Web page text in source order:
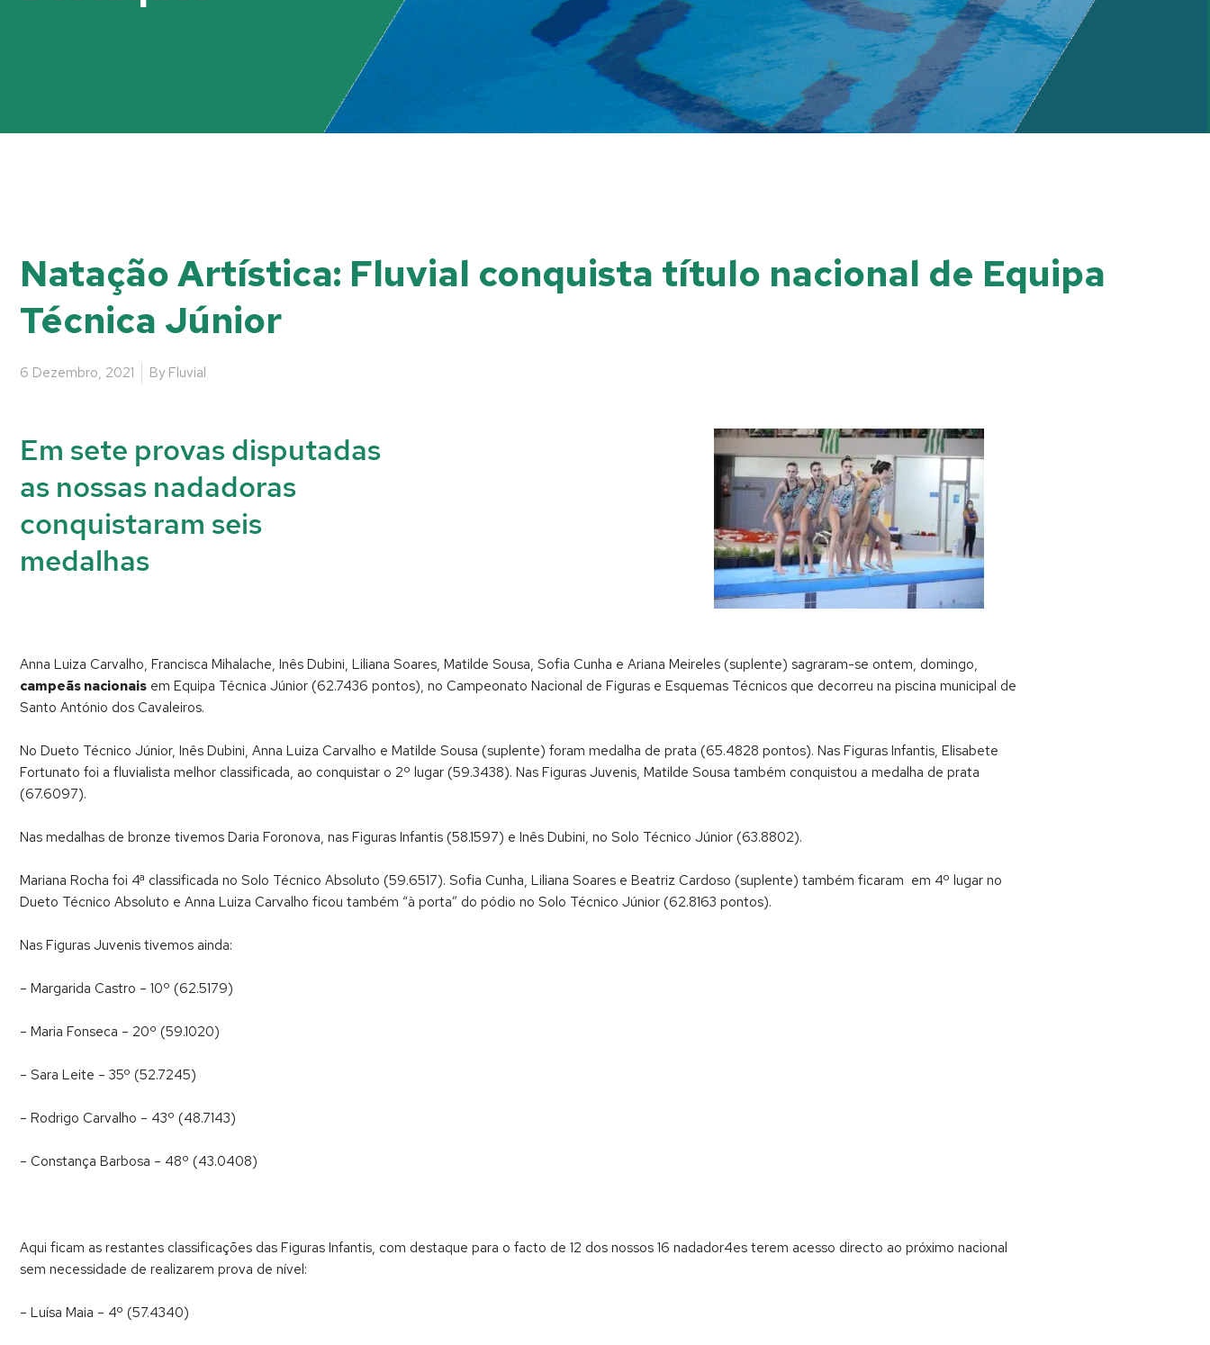
Natação Artística: Fluvial conquista título nacional de Equipa
Técnica Júnior
6 Dezembro, 2021 By Fluvial
Em sete provas disputadas
as nossas nadadoras
conquistaram seis
medalhas
Anna Luiza Carvalho, Francisca Mihalache, Inês Dubini, Liliana Soares, Matilde Sousa, Sofia Cunha e Ariana Meireles (suplente) sagraram-se ontem, domingo,
campeãs nacionais em Equipa Técnica Júnior (62.7436 pontos), no Campeonato Nacional de Figuras e Esquemas Técnicos que decorreu na piscina municipal de
Santo António dos Cavaleiros.
No Dueto Técnico Júnior, Inês Dubini, Anna Luiza Carvalho e Matilde Sousa (suplente) foram medalha de prata (65.4828 pontos). Nas Figuras Infantis, Elisabete
Fortunato foi a fluvialista melhor classificada, ao conquistar o 2º lugar (59.3438). Nas Figuras Juvenis, Matilde Sousa também conquistou a medalha de prata
(67.6097).
Nas medalhas de bronze tivemos Daria Foronova, nas Figuras Infantis (58.1597) e Inês Dubini, no Solo Técnico Júnior (63.8802).
Mariana Rocha foi 4ª classificada no Solo Técnico Absoluto (59.6517). Sofia Cunha, Liliana Soares e Beatriz Cardoso (suplente) também ficaram em 4º lugar no
Dueto Técnico Absoluto e Anna Luiza Carvalho ficou também “à porta” do pódio no Solo Técnico Júnior (62.8163 pontos).
Nas Figuras Juvenis tivemos ainda:
– Margarida Castro – 10º (62.5179)
– Maria Fonseca – 20º (59.1020)
– Sara Leite – 35º (52.7245)
– Rodrigo Carvalho – 43º (48.7143)
– Constança Barbosa – 48º (43.0408)
Aqui ficam as restantes classificações das Figuras Infantis, com destaque para o facto de 12 dos nossos 16 nadador4es terem acesso directo ao próximo nacional
sem necessidade de realizarem prova de nível:
– Luísa Maia – 4º (57.4340)